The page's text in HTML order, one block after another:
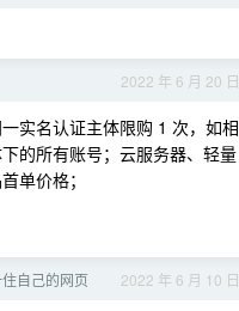
2022 年 6 月 20 日
实名认证主体限购 1 次，如相
的所有账号；云服务器、轻量
单价格；
2022 年 6 月 10 日
自己的网页